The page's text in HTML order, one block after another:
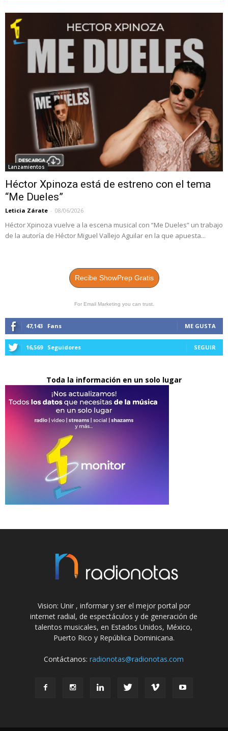
Lanzamientos
Héctor Xpinoza está de estreno con el tema
“Me Dueles”
Leticia Zárate - 08/06/2026
Héctor Xpinoza vuelve a la escena musical con “Me Dueles” un trabajo
de la autoría de Héctor Miguel Vallejo Aguilar en la que apuesta...
Recibe ShowPrep Gratis
For Email Marketing you can trust.
47,143 Fans ME GUSTA
16,569 Seguidores SEGUIR
Toda la información en un solo lugar
Vision: Unir , informar y ser el mejor portal por
internet radial, de espectáculos y de generación de
talentos musicales, en Estados Unidos, México,
Puerto Rico y República Dominicana.
Contáctanos:radionotas@radionotas.com